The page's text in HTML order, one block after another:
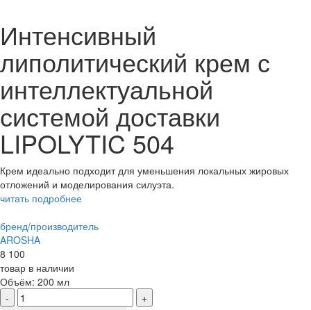
Интенсивный
липолитический крем с
интеллектуальной
системой доставки
LIPOLYTIC 504
Крем идеально подходит для уменьшения локальных жировых
отложений и моделирования силуэта.
читать подробнее
бренд/производитель
AROSHA
8 100
товар в наличии
Объём: 200 мл
-
+